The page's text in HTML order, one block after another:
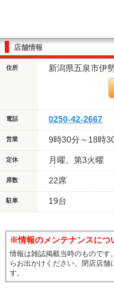
店舗情報
住所 新潟県五泉市伊
電話 0250-42-2667
営業 9時30分～18時
定休 月曜、第3火曜
席数 22席
駐車 19台
※情報のメンテナンスにつ
情報は雑誌掲載当時のものです
らお出かけください。閉店店舗
す。